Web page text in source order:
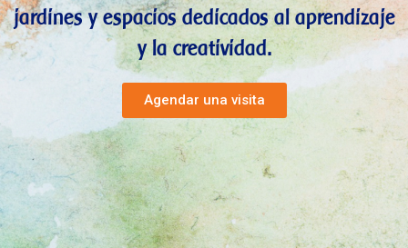
jardines y espacios dedicados al aprendizaje
y la creatividad.
Agendar una visita